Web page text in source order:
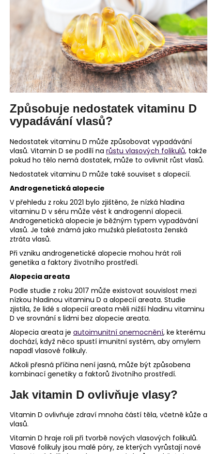
Způsobuje nedostatek vitaminu D
vypadávání vlasů?
Nedostatek vitaminu D může způsobovat vypadávání
vlasů. Vitamin D se podílí na růstu vlasových folikulů, takže
pokud ho tělo nemá dostatek, může to ovlivnit růst vlasů.
Nedostatek vitaminu D může také souviset s alopecií.
Androgenetická alopecie
V přehledu z roku 2021 bylo zjištěno, že nízká hladina
vitaminu D v séru může vést k androgenní alopecii.
Androgenetická alopecie je běžným typem vypadávání
vlasů. Je také známá jako mužská plešatosta ženská
ztráta vlasů.
Při vzniku androgenetické alopecie mohou hrát roli
genetika a faktory životního prostředí.
Alopecia areata
Podle studie z roku 2017 může existovat souvislost mezi
nízkou hladinou vitaminu D a alopecií areata. Studie
zjistila, že lidé s alopecií areata měli nižší hladinu vitaminu
D ve srovnání s lidmi bez alopecie areata.
Alopecia areata je autoimunitní onemocnění, ke kterému
dochází, když něco spustí imunitní systém, aby omylem
napadl vlasové folikuly.
Ačkoli přesná příčina není jasná, může být způsobena
kombinací genetiky a faktorů životního prostředí.
Jak vitamin D ovlivňuje vlasy?
Vitamin D ovlivňuje zdraví mnoha částí těla, včetně kůže a
vlasů.
Vitamin D hraje roli při tvorbě nových vlasových folikulů.
Vlasové folikuly jsou malé póry, ze kterých vyrůstají nové
m